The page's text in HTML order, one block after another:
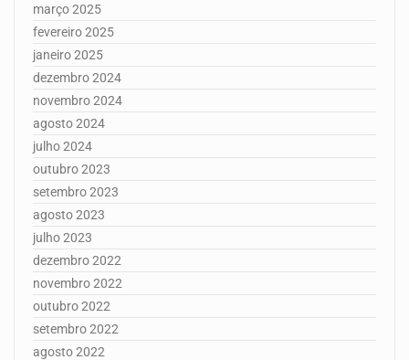
março 2025
fevereiro 2025
janeiro 2025
dezembro 2024
novembro 2024
agosto 2024
julho 2024
outubro 2023
setembro 2023
agosto 2023
julho 2023
dezembro 2022
novembro 2022
outubro 2022
setembro 2022
agosto 2022